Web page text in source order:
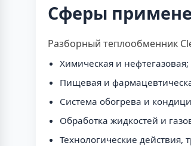
Сферы
Разборный теплообменник
Химическая и нефтегазовая;
Пищевая и
Система обогрева и
Обработка жидкостей и
Технологические